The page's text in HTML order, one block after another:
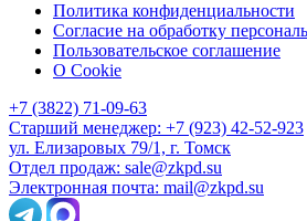
Политика конфиденциальности
Согласие на обработку
Пользовательское соглашение
О Cookie
+7 (3822) 71-09-63
Старший менеджер: +7 (923) 42-52-923
ул. Елизаровых 79/1, г. Томск
Отдел продаж: sale@zkpd.su
Электронная почта: mail@zkpd.su